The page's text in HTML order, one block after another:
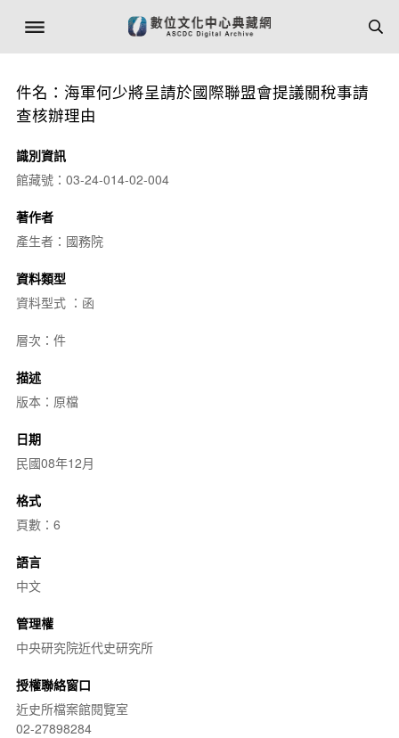
件名：海軍何少將呈請於國際聯盟會提議關稅事請
查核辦理由
識別資訊
館藏號：03-24-014-02-004
著作者
產生者：國務院
資料類型
資料型式 ：函
層次：件
描述
版本：原檔
日期
民國08年12月
格式
頁數：6
語言
中文
管理權
中央研究院近代史研究所
授權聯絡窗口
近史所檔案館閱覽室
02-27898284